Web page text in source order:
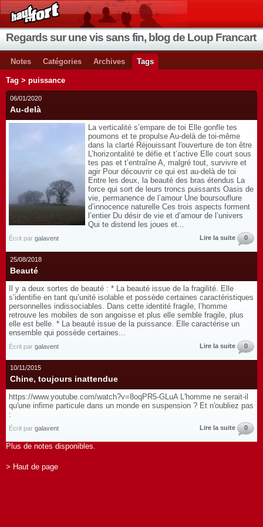
Regards sur une vis sans fin, blog de Loup Francart
Notes Catégories Archives Tags
Tag > puissance
06/01/2020
Au-delà
La verticalité s’empare de toi Elle gonfle tes
poumons et te propulse Au-delà de toi-même
dans la clarté Réjouissant l'ouverture de ton être
L’horizontalité te défie et t’active Elle court sous
tes pas et t’entraîne A, malgré tout, survivre et
agir Pour découvrir ce qui est au-delà de toi
Entre les deux, la beauté des bras étendus La
force qui sort de leurs troncs puissants Oasis de
vie, permanence de l’amour Une boursouflure
d’innocence naturelle Ces trois aspects forment
l’entier Du désir de vie et d’amour de l’univers
Qui te distend les joues et...
Écrit par galavent Lire la suite 0
25/08/2018
Beauté
Il y a deux sortes de beauté : * La beauté issue de la fragilité. Elle
s’identifie en tant qu’unité isolable et possède certaines caractéristiques
personnelles indissociables. Dans cette identité fragile, l’homme
retrouve les mobiles de son angoisse et plus elle semble fragile, plus
elle est belle. * La beauté issue de la puissance. Elle caractérise un
ensemble qui possède certaines...
Écrit par galavent Lire la suite 0
10/11/2015
Chine, toujours inattendue
https://www.youtube.com/watch?v=8oqPR5-GLuA L'homme ne serait-il
qu'une infime particule dans un monde en suspension ? Et n'oubliez pas
:
Écrit par galavent Lire la suite 0
Plus de notes disponibles.
> Haut de page